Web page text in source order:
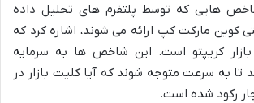
هایی که توسط پلتفرم های تحلیل داده
کوین مارکت کپ ارائه می شوند، اشاره کرد که
کریپتو است. این شاخص ها به سرمایه
تا به سرعت متوجه شوند که آیا کلیت بازار در
رکود شده است.